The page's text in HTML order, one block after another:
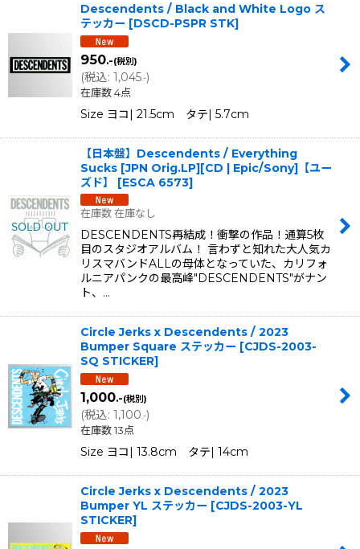
Descendents / Black and White Logo ス
テッカー [DSCD-PSPR STK]
950.-(税別)
(税込: 1,045.-)
在庫数 4点
Size ヨコ| 21.5cm タテ| 5.7cm
【日本盤】Descendents / Everything
Sucks [JPN Orig.LP][CD | Epic/Sony]【ユー
ズド】
[ESCA 6573]
在庫数 在庫なし
DESCENDENTS再結成！衝撃の作品！通算5枚
目のスタジオアルバム！ 言わずと知れた大人気カ
リスマバンドALLの母体となっていた、カリフォ
ルニアパンクの最高峰"DESCENDENTS"がナン
ト、…
Circle Jerks x Descendents / 2023
Bumper Square ステッカー [CJDS-2003-
SQ STICKER]
1,000.-(税別)
(税込: 1,100.-)
在庫数 13点
Size ヨコ| 13.8cm タテ| 14cm
Circle Jerks x Descendents / 2023
Bumper YL ステッカー [CJDS-2003-YL
STICKER]